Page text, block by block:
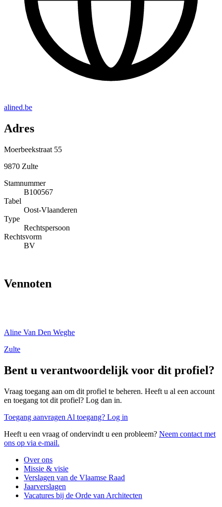
alined.be
Adres
Moerbeekstraat 55
9870 Zulte
Stamnummer
B100567
Tabel
Oost-Vlaanderen
Type
Rechtspersoon
Rechtsvorm
BV
Vennoten
Aline Van Den Weghe
Zulte
Bent u verantwoordelijk voor dit profiel?
Vraag toegang aan om dit profiel te beheren. Heeft u al een account
en toegang tot dit profiel? Log dan in.
Toegang aanvragen Al toegang? Log in
Heeft u een vraag of ondervindt u een probleem? Neem contact met
ons op via e-mail.
Over ons
Missie & visie
Verslagen van de Vlaamse Raad
Jaarverslagen
Vacatures bij de Orde van Architecten